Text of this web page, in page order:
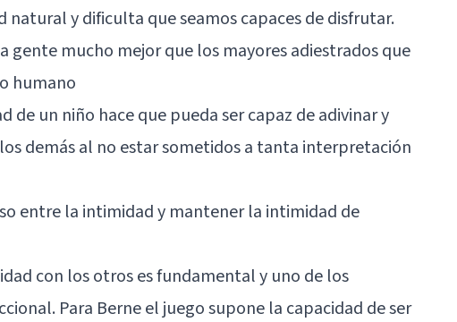
natural y dificulta que seamos capaces de disfrutar.
gente mucho mejor que los mayores adiestrados que
humano
de un niño hace que pueda ser capaz de adivinar y
demás al no estar sometidos a tanta interpretación
entre la intimidad y mantener la intimidad de
con los otros es fundamental y uno de los
Para Berne el juego supone la capacidad de ser